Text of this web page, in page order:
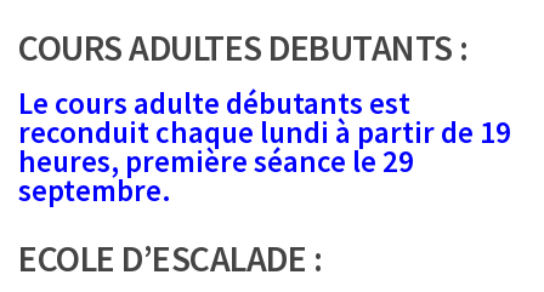
COURS ADULTES DEBUTANTS :
Le cours adulte débutants est
reconduit chaque lundi à partir de 19
heures, première séance le 29
septembre.
ECOLE D’ESCALADE :